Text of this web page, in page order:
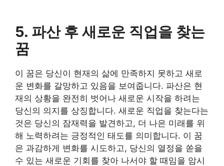
5. 파산 후 새로운 직업을 찾는
꿈
이 꿈은 당신이 현재의 삶에 만족하지 못하고 새로
운 변화를 갈망하고 있음을 보여줍니다. 파산은 현
재의 상황을 완전히 벗어나 새로운 시작을 하려는
당신의 의지를 상징합니다. 새로운 직업을 찾는다는
것은 당신의 잠재력을 발견하고, 더 나은 미래를 위
해 노력하려는 긍정적인 태도를 의미합니다. 이 꿈
은 과감하게 변화를 시도하고, 당신의 열정을 쏟을
수 있는 새로운 기회를 찾아 나서야 할 때임을 암시